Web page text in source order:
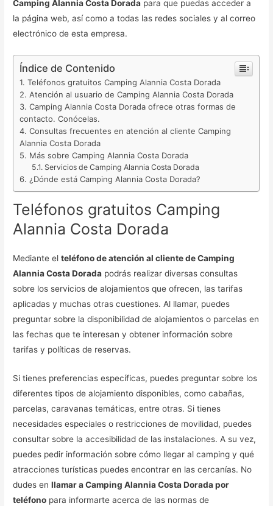
Camping Alannia Costa Dorada para que puedas acceder a
la página web, así como a todas las redes sociales y al correo
electrónico de esta empresa.
Índice de Contenido
Teléfonos gratuitos Camping Alannia Costa Dorada
Atención al usuario de Camping Alannia Costa Dorada
Camping Alannia Costa Dorada ofrece otras formas de
contacto. Conócelas.
Consultas frecuentes en atención al cliente Camping
Alannia Costa Dorada
Más sobre Camping Alannia Costa Dorada
Servicios de Camping Alannia Costa Dorada
¿Dónde está Camping Alannia Costa Dorada?
Teléfonos gratuitos Camping
Alannia Costa Dorada
Mediante elteléfono de atención al cliente de Camping
Alannia Costa Dorada podrás realizar diversas consultas
sobre los servicios de alojamientos que ofrecen, las tarifas
aplicadas y muchas otras cuestiones. Al llamar, puedes
preguntar sobre la disponibilidad de alojamientos o parcelas en
las fechas que te interesan y obtener información sobre
tarifas y políticas de reservas.
Si tienes preferencias específicas, puedes preguntar sobre los
diferentes tipos de alojamiento disponibles, como cabañas,
parcelas, caravanas temáticas, entre otras. Si tienes
necesidades especiales o restricciones de movilidad, puedes
consultar sobre la accesibilidad de las instalaciones. A su vez,
puedes pedir información sobre cómo llegar al camping y qué
atracciones turísticas puedes encontrar en las cercanías. No
dudes enllamar a Camping Alannia Costa Dorada por
teléfono para informarte acerca de las normas de